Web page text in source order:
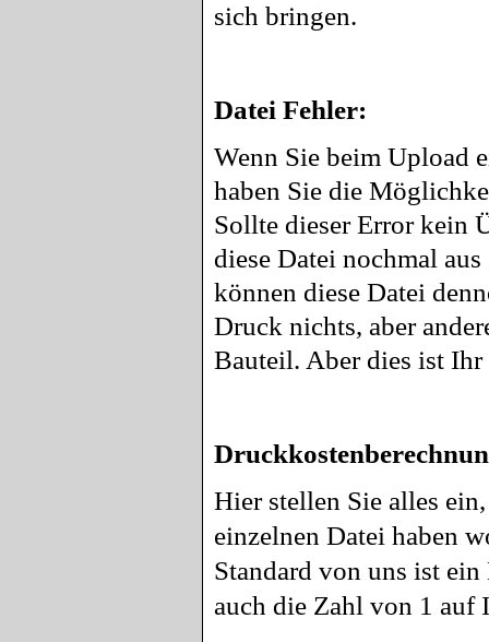
sich bringen.
Datei Fehler:
Wenn Sie beim Upload
haben Sie die
Sollte dieser Error kein
diese Datei nochmal
können diese Datei
Druck nichts, aber
Bauteil. Aber dies ist
Hier stellen Sie alles
einzelnen Datei haben
Standard von uns ist ein
auch die Zahl von 1 auf